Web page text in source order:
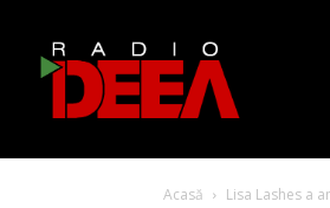
Acasă Lisa Lashes a